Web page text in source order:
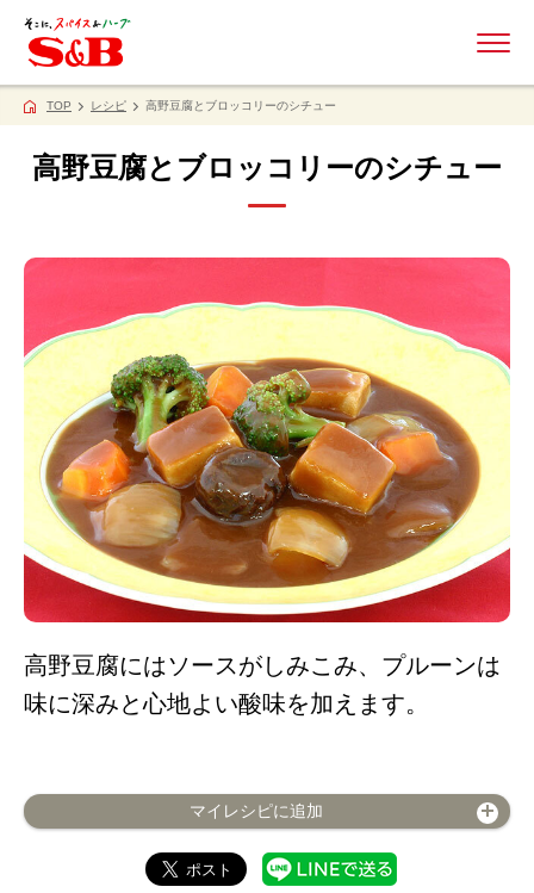
TOP レシピ 高野豆腐とブロッコリーのシチュー
高野豆腐とブロッコリーのシチュー
高野豆腐にはソースがしみこみ、プルーンは
味に深みと心地よい酸味を加えます。
マイレシピに追加